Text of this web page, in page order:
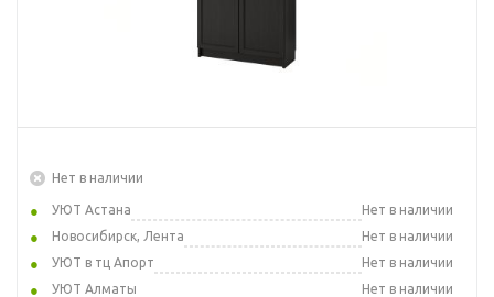
Нет в наличии
УЮТ Астана
Нет в наличии
Новосибирск, Лента
Нет в наличии
УЮТ в тц Апорт
Нет в наличии
УЮТ Алматы
Нет в наличии